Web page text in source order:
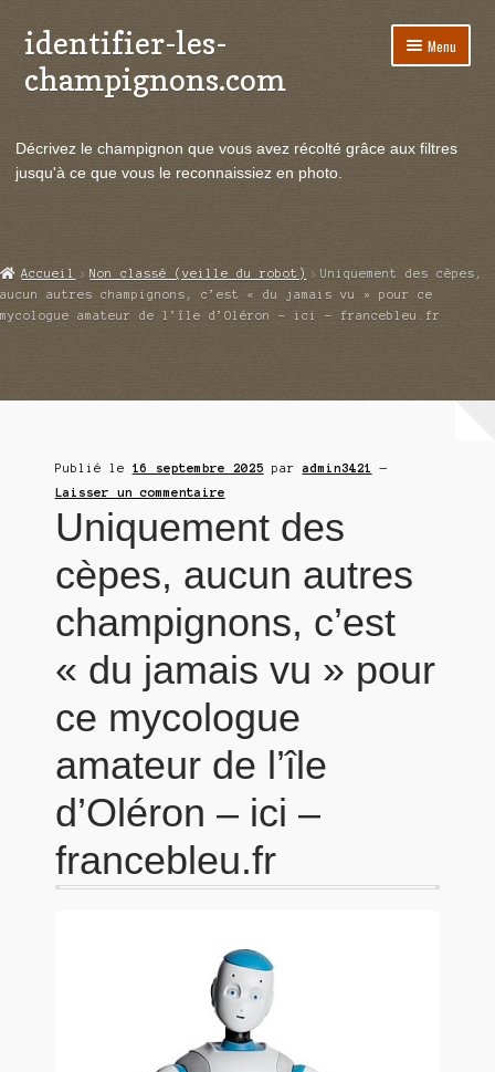
Aller
à
la
Aller
au
contenu
identifier-les-
champignons.com
Menu
le
Actualités
menu
Echanges et contacts
Ouvrir
menu
Mycologie
Ouvrir
Décrivez le champignon que vous avez récolté grâce aux filtres
jusqu'à ce que vous le reconnaissiez en photo.
Accueil Non classé (veille du robot)
Uniquement des cèpes,
aucun autres champignons, c’est « du jamais vu » pour ce
mycologue amateur de l’île d’Oléron – ici – francebleu.fr
Publié le 16 septembre 2025 paradmin3421
—
Laisser un commentaire
Uniquement des
cèpes, aucun autres
champignons, c’est
« du jamais vu » pour
ce mycologue
amateur de l’île
d’Oléron – ici –
francebleu.fr